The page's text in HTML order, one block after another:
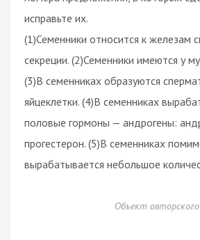
исправьте их.
(1)Семенники относится к железам
секреции. (2)Семенники имеются у
(3)В семенниках образуются
яйцеклетки. (4)В семенниках
половые гормоны — андрогены:
прогестерон. (5)В семенниках
вырабатывается небольшое
Объект